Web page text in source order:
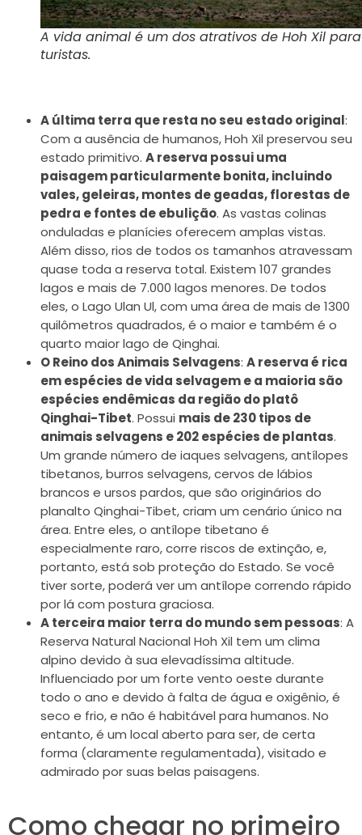
A vida animal é um dos atrativos de Hoh Xil
turistas.
A última terra que resta no seu estado original:
Com a ausência de humanos, Hoh Xil preservou seu
estado primitivo. A reserva possui uma
paisagem particularmente bonita, incluindo
vales, geleiras, montes de geadas, florestas de
pedra e fontes de ebulição. As vastas colinas
onduladas e planícies oferecem amplas vistas.
Além disso, rios de todos os tamanhos atravessam
quase toda a reserva total. Existem 107 grandes
lagos e mais de 7.000 lagos menores. De todos
eles, o Lago Ulan Ul, com uma área de mais de 1300
quilômetros quadrados, é o maior e também é o
quarto maior lago de Qinghai.
O Reino dos Animais Selvagens: A reserva é rica
em espécies de vida selvagem e a maioria são
espécies endêmicas da região do platô
Qinghai-Tibet. Possui mais de 230 tipos de
animais selvagens e 202 espécies de plantas.
Um grande número de iaques selvagens, antílopes
tibetanos, burros selvagens, cervos de lábios
brancos e ursos pardos, que são originários do
planalto Qinghai-Tibet, criam um cenário único na
área. Entre eles, o antílope tibetano é
especialmente raro, corre riscos de extinção, e,
portanto, está sob proteção do Estado. Se você
tiver sorte, poderá ver um antílope correndo rápido
por lá com postura graciosa.
A terceira maior terra do mundo sem pessoas: A
Reserva Natural Nacional Hoh Xil tem um clima
alpino devido à sua elevadíssima altitude.
Influenciado por um forte vento oeste durante
todo o ano e devido à falta de água e oxigênio, é
seco e frio, e não é habitável para humanos. No
entanto, é um local aberto para ser, de certa
forma (claramente regulamentada), visitado e
admirado por suas belas paisagens.
Como chegar no primeiro